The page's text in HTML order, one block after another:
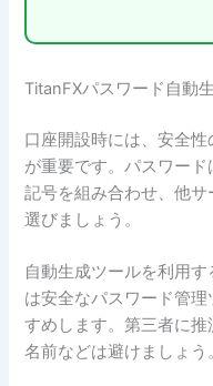
TitanFXパスワード自動
口座開設時には、安全
が重要です。パスワード
記号を組み合わせ、他
選びましょう。
自動生成ツールを利用
は安全なパスワード管
すめします。第三者に推
名前などは避けましょう